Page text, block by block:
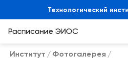
Технологический
Расписание ЭИОС
Институт
Фотогалерея